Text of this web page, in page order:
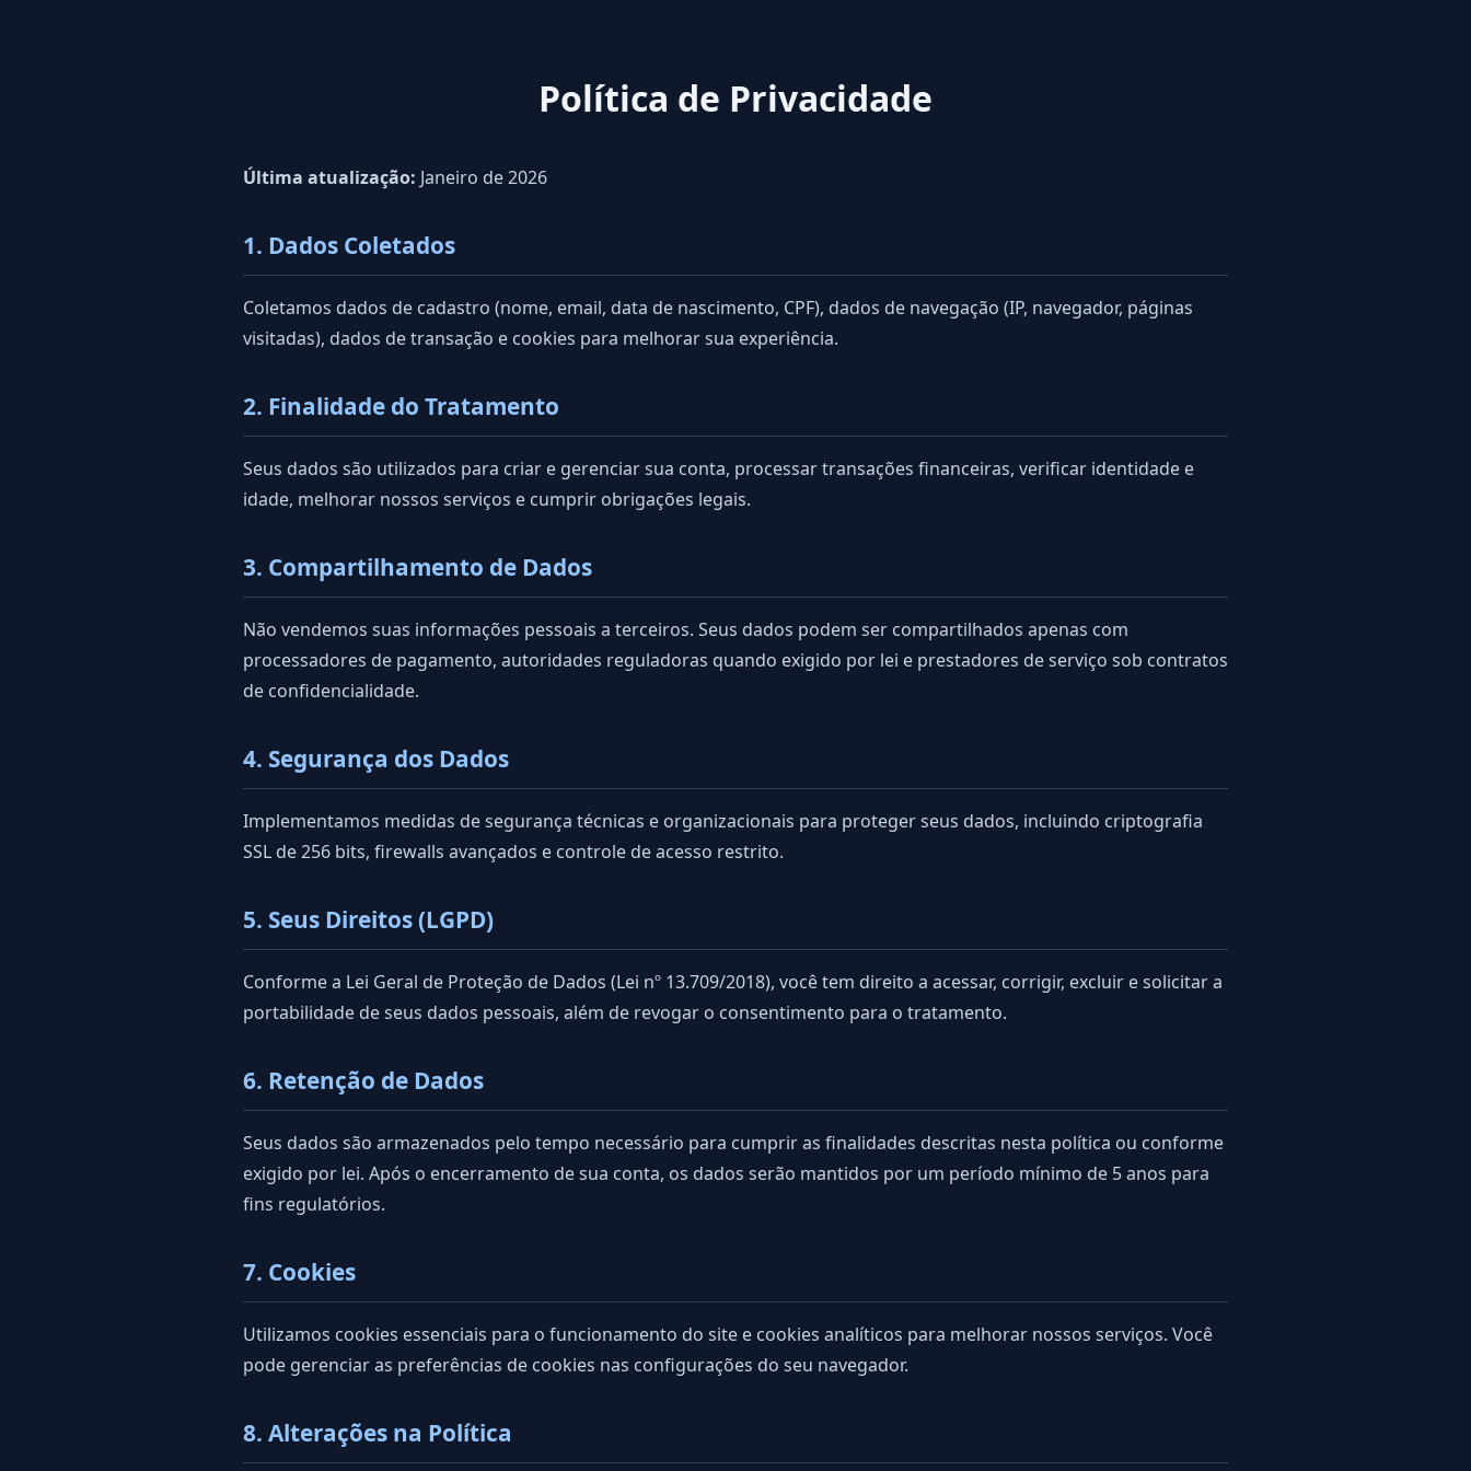
Política de Privacidade
Última atualização: Janeiro de 2026
1. Dados Coletados
Coletamos dados de cadastro (nome, email, data de nascimento, CPF), dados de navegação (IP, navegador, páginas
visitadas), dados de transação e cookies para melhorar sua experiência.
2. Finalidade do Tratamento
Seus dados são utilizados para criar e gerenciar sua conta, processar transações financeiras, verificar identidade e
idade, melhorar nossos serviços e cumprir obrigações legais.
3. Compartilhamento de Dados
Não vendemos suas informações pessoais a terceiros. Seus dados podem ser compartilhados apenas com
processadores de pagamento, autoridades reguladoras quando exigido por lei e prestadores de serviço sob contratos
de confidencialidade.
4. Segurança dos Dados
Implementamos medidas de segurança técnicas e organizacionais para proteger seus dados, incluindo criptografia
SSL de 256 bits, firewalls avançados e controle de acesso restrito.
5. Seus Direitos (LGPD)
Conforme a Lei Geral de Proteção de Dados (Lei nº 13.709/2018), você tem direito a acessar, corrigir, excluir e solicitar a
portabilidade de seus dados pessoais, além de revogar o consentimento para o tratamento.
6. Retenção de Dados
Seus dados são armazenados pelo tempo necessário para cumprir as finalidades descritas nesta política ou conforme
exigido por lei. Após o encerramento de sua conta, os dados serão mantidos por um período mínimo de 5 anos para
fins regulatórios.
7. Cookies
Utilizamos cookies essenciais para o funcionamento do site e cookies analíticos para melhorar nossos serviços. Você
pode gerenciar as preferências de cookies nas configurações do seu navegador.
8. Alterações na Política